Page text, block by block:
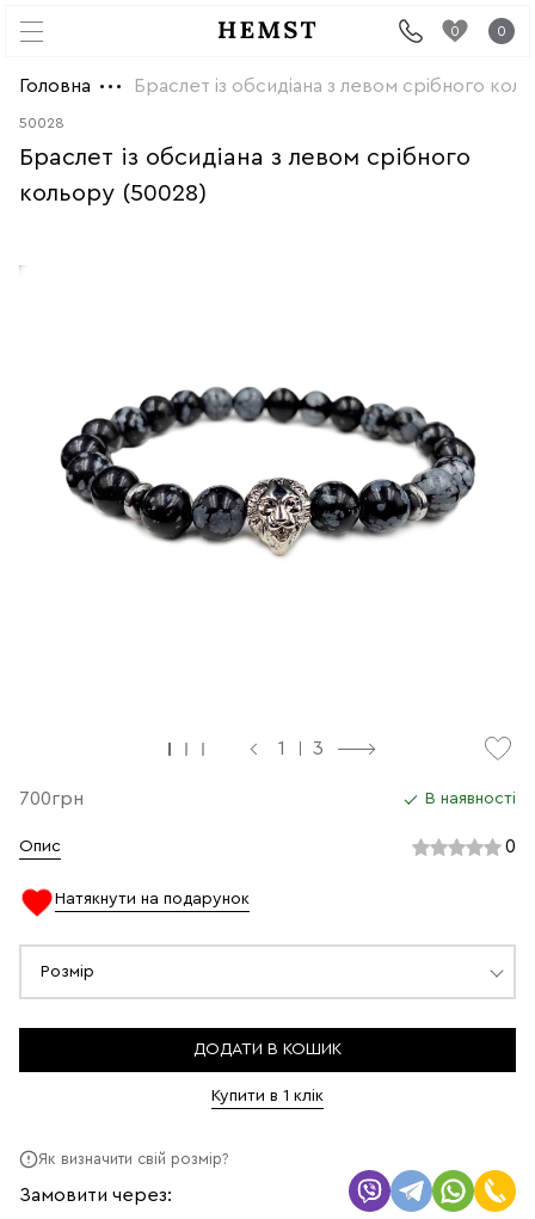
0 0
Головна Браслет із обсидіана з левом срібного
50028
Браслет із обсидіана з левом срібного
кольору (50028)
1 3
700грн В наявності
Опис 0
Натякнути на подарунок
Розмір
ДОДАТИ В КОШИК
Купити в 1 клік
Як визначити свій розмір?
Замовити через: